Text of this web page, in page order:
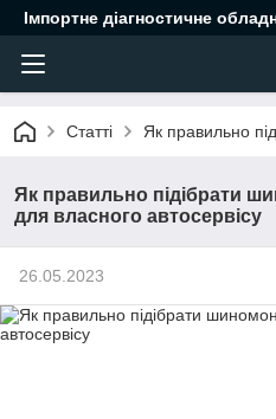
Імпортне діагностичне
Статті Як правильно
Як правильно підібрати
для власного автосервісу
26.05.2023